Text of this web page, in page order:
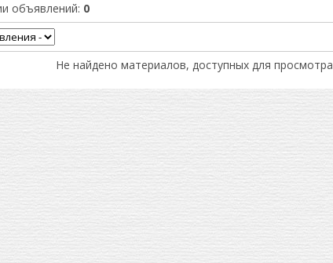
объявлений: 0
Не найдено материалов, доступных для просмотра